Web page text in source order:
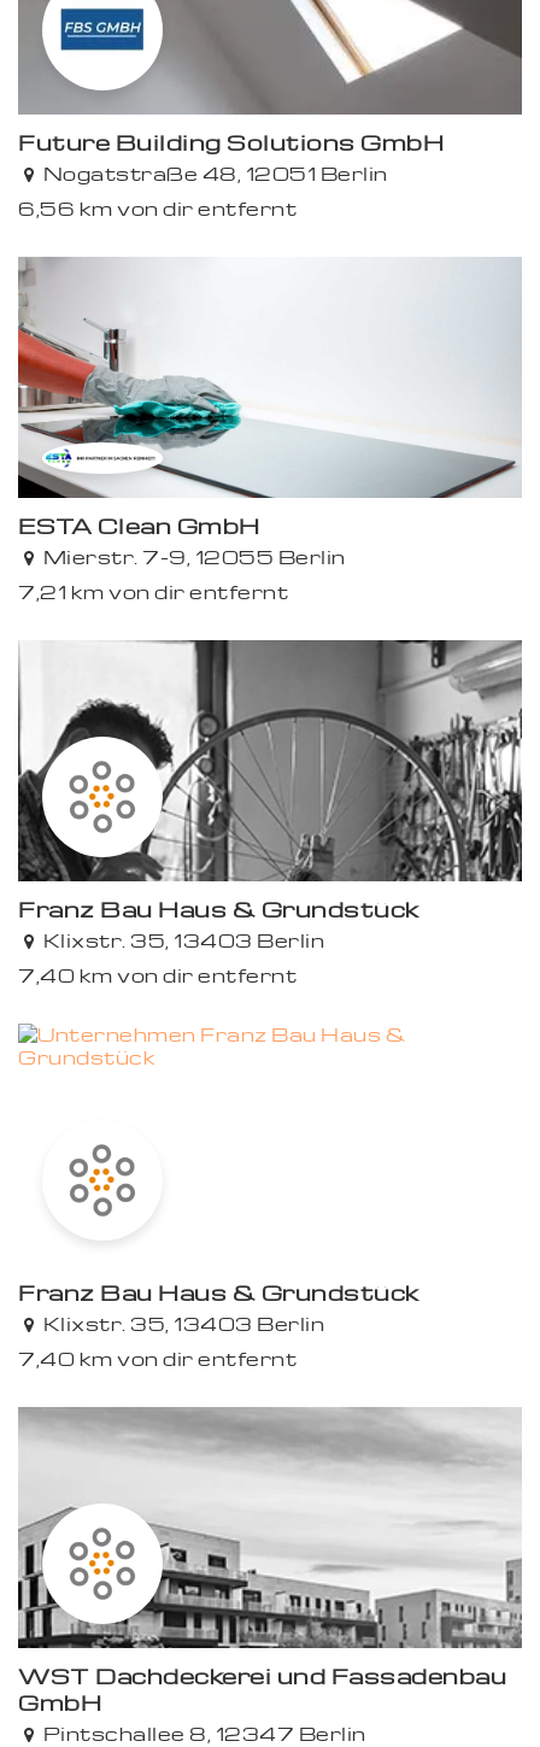
Future Building Solutions GmbH
Nogatstraße 48, 12051 Berlin
6,56 km von dir entfernt
ESTA Clean GmbH
Mierstr. 7-9, 12055 Berlin
7,21 km von dir entfernt
Franz Bau Haus & Grundstück
Klixstr. 35, 13403 Berlin
7,40 km von dir entfernt
Franz Bau Haus & Grundstück
Klixstr. 35, 13403 Berlin
7,40 km von dir entfernt
WST Dachdeckerei und Fassadenbau
GmbH
Pintschallee 8, 12347 Berlin